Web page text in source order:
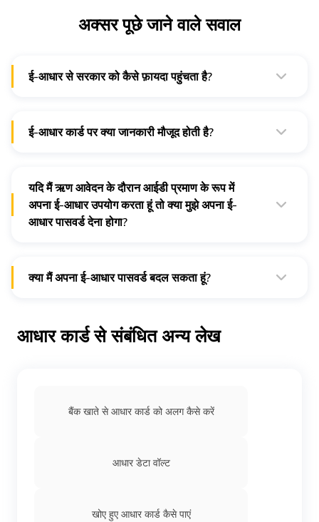
अक्सर पूछे जाने वाले सवाल
ई-आधार से सरकार को कैसे फ़ायदा पहुंचता है?
प्रभावी ढंग से स्थानांतरित करता है।
ई-आधार कार्ड पर क्या जानकारी मौजूद होती है?
विवरण होते हैं।
यदि मैं ऋण आवेदन के दौरान आईडी प्रमाण के रूप में
अपना ई-आधार उपयोग करता हूं तो क्या मुझे अपना ई-
आधार पासवर्ड देना होगा?
क्या मैं अपना ई-आधार पासवर्ड बदल सकता हूं?
आधिकारिक यूआईडीएआई पोर्टल पर "रीसेट पासवर्ड" चुनें।
सभी आवश्यक विवरण टाइप करें।
आधार कार्ड से संबंधित अन्य लेख
बैंक खाते से आधार कार्ड को अलग कैसे करें
आधार डेटा वॉल्ट
खोए हुए आधार कार्ड कैसे पाएं